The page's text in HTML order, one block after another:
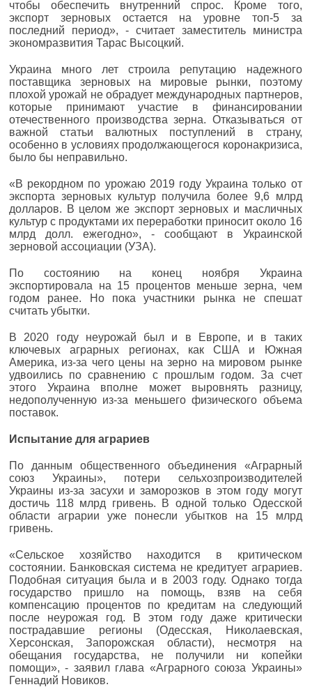
чтобы обеспечить внутренний спрос. Кроме того,
экспорт зерновых остается на уровне топ-5 за
последний период», - считает заместитель министра
экономразвития Тарас Высоцкий.
Украина много лет строила репутацию надежного
поставщика зерновых на мировые рынки, поэтому
плохой урожай не обрадует международных партнеров,
которые принимают участие в финансировании
отечественного производства зерна. Отказываться от
важной статьи валютных поступлений в страну,
особенно в условиях продолжающегося коронакризиса,
было бы неправильно.
«В рекордном по урожаю 2019 году Украина только от
экспорта зерновых культур получила более 9,6 млрд
долларов. В целом же экспорт зерновых и масличных
культур с продуктами их переработки приносит около 16
млрд долл. ежегодно», - сообщают в Украинской
зерновой ассоциации (УЗА).
По состоянию на конец ноября Украина
экспортировала на 15 процентов меньше зерна, чем
годом ранее. Но пока участники рынка не спешат
считать убытки.
В 2020 году неурожай был и в Европе, и в таких
ключевых аграрных регионах, как США и Южная
Америка, из-за чего цены на зерно на мировом рынке
удвоились по сравнению с прошлым годом. За счет
этого Украина вполне может выровнять разницу,
недополученную из-за меньшего физического объема
поставок.
Испытание для аграриев
По данным общественного объединения «Аграрный
союз Украины», потери сельхозпроизводителей
Украины из-за засухи и заморозков в этом году могут
достичь 118 млрд гривень. В одной только Одесской
области аграрии уже понесли убытков на 15 млрд
гривень.
«Сельское хозяйство находится в критическом
состоянии. Банковская система не кредитует аграриев.
Подобная ситуация была и в 2003 году. Однако тогда
государство пришло на помощь, взяв на себя
компенсацию процентов по кредитам на следующий
после неурожая год. В этом году даже критически
пострадавшие регионы (Одесская, Николаевская,
Херсонская, Запорожская области), несмотря на
обещания государства, не получили ни копейки
помощи», - заявил глава «Аграрного союза Украины»
Геннадий Новиков.